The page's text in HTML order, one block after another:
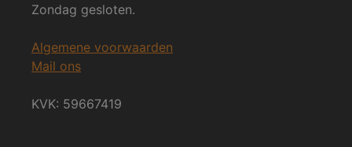
Zondag gesloten.
Algemene voorwaarden
Mail ons
KVK: 59667419